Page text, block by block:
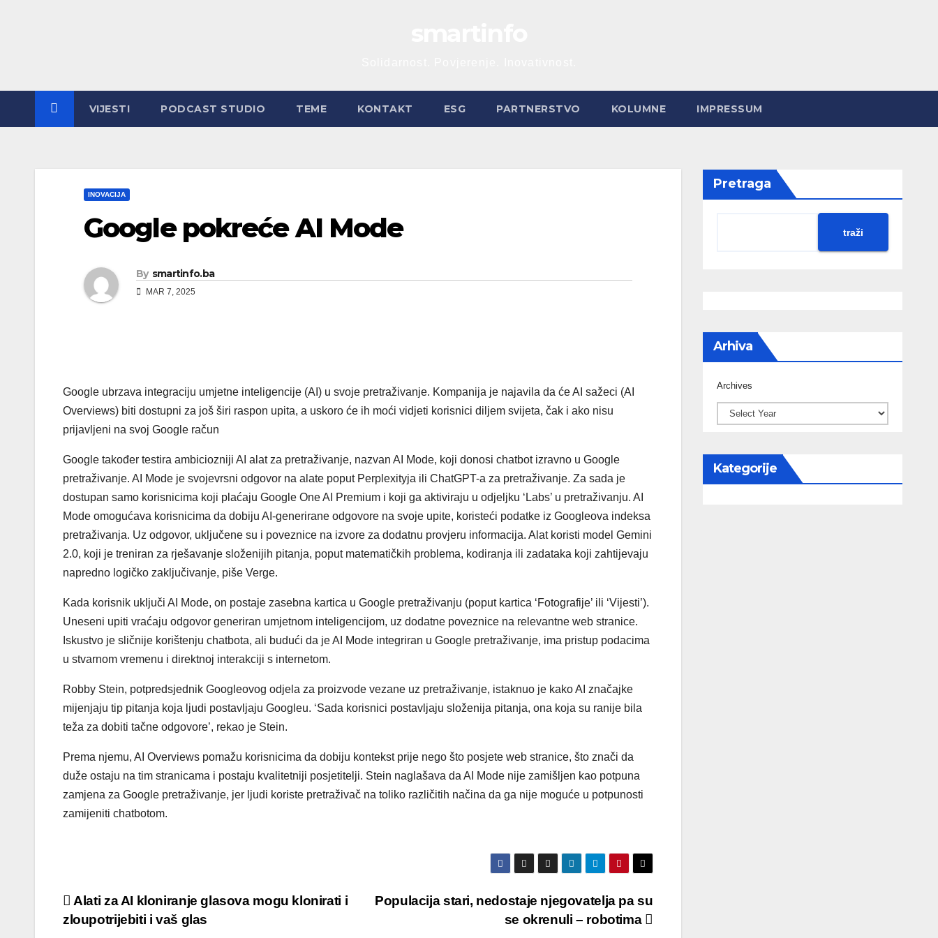
VIJESTI PODCAST STUDIO TEME KONTAKT ESG PARTNERSTVO KOLUMNE IMPRESSUM
INOVACIJA
Google pokreće AI Mode
By smartinfo.ba
MAR 7, 2025
Google ubrzava integraciju umjetne inteligencije (AI) u svoje pretraživanje. Kompanija je najavila da će AI sažeci (AI
Overviews) biti dostupni za još širi raspon upita, a uskoro će ih moći vidjeti korisnici diljem svijeta, čak i ako nisu
prijavljeni na svoj Google račun
Google također testira ambiciozniji AI alat za pretraživanje, nazvan AI Mode, koji donosi chatbot izravno u Google
pretraživanje. AI Mode je svojevrsni odgovor na alate poput Perplexityja ili ChatGPT-a za pretraživanje. Za sada je
dostupan samo korisnicima koji plaćaju Google One AI Premium i koji ga aktiviraju u odjeljku ‘Labs’ u pretraživanju. AI
Mode omogućava korisnicima da dobiju AI-generirane odgovore na svoje upite, koristeći podatke iz Googleova indeksa
pretraživanja. Uz odgovor, uključene su i poveznice na izvore za dodatnu provjeru informacija. Alat koristi model Gemini
2.0, koji je treniran za rješavanje složenijih pitanja, poput matematičkih problema, kodiranja ili zadataka koji zahtijevaju
napredno logičko zaključivanje, piše Verge.
Kada korisnik uključi AI Mode, on postaje zasebna kartica u Google pretraživanju (poput kartica ‘Fotografije’ ili ‘Vijesti’).
Uneseni upiti vraćaju odgovor generiran umjetnom inteligencijom, uz dodatne poveznice na relevantne web stranice.
Iskustvo je sličnije korištenju chatbota, ali budući da je AI Mode integriran u Google pretraživanje, ima pristup podacima
u stvarnom vremenu i direktnoj interakciji s internetom.
Robby Stein, potpredsjednik Googleovog odjela za proizvode vezane uz pretraživanje, istaknuo je kako AI značajke
mijenjaju tip pitanja koja ljudi postavljaju Googleu. ‘Sada korisnici postavljaju složenija pitanja, ona koja su ranije bila
teža za dobiti tačne odgovore’, rekao je Stein.
Prema njemu, AI Overviews pomažu korisnicima da dobiju kontekst prije nego što posjete web stranice, što znači da
duže ostaju na tim stranicama i postaju kvalitetniji posjetitelji. Stein naglašava da AI Mode nije zamišljen kao potpuna
zamjena za Google pretraživanje, jer ljudi koriste pretraživač na toliko različitih načina da ga nije moguće u potpunosti
zamijeniti chatbotom.
Populacija stari, nedostaje njegovatelja pa su
se okrenuli – robotima
Alati za AI kloniranje glasova mogu klonirati i
zloupotrijebiti i vaš glas
Pretraga
traži
Arhiva
Archives
Kategorije